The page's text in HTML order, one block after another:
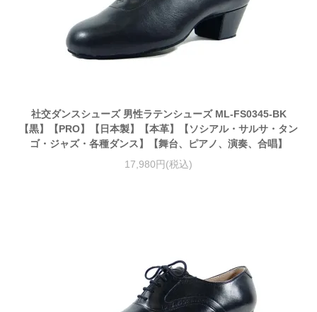
社交ダンスシューズ 男性ラテンシューズ ML-FS0345-BK
【黒】【PRO】【日本製】【本革】【ソシアル・サルサ・タン
ゴ・ジャズ・各種ダンス】【舞台、ピアノ、演奏、合唱】
17,980円(税込)